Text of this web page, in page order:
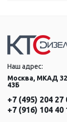
Наш адрес:
Москва, МКАД
43Б
+7 (495) 204 27
+7 (916) 104 40